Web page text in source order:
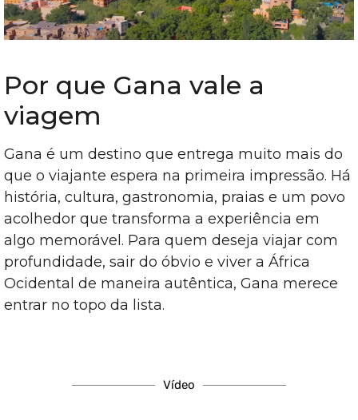
Por que Gana vale a
viagem
Gana é um destino que entrega muito mais do
que o viajante espera na primeira impressão. Há
história, cultura, gastronomia, praias e um povo
acolhedor que transforma a experiência em
algo memorável. Para quem deseja viajar com
profundidade, sair do óbvio e viver a África
Ocidental de maneira autêntica, Gana merece
entrar no topo da lista.
Vídeo